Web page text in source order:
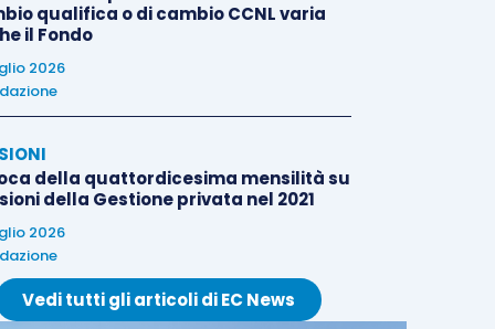
qualifica o di cambio CCNL varia
il Fondo
2026
della quattordicesima mensilità su
della Gestione privata nel 2021
2026
Vedi tutti gli articoli di EC News